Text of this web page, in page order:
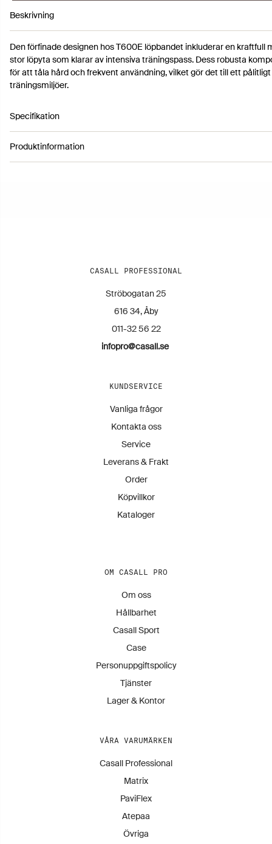
Beskrivning
Den förfinade designen hos T600E löpbandet inkluderar en kraftfull
stor löpyta som klarar av intensiva träningspass. Dess robusta
för att tåla hård och frekvent användning, vilket gör det till ett
träningsmiljöer.
Specifikation
Artikelnummer 3310083
Produktinformation
CASALL PROFESSIONAL
Ströbogatan 25
616 34, Åby
011-32 56 22
infopro@casall.se
KUNDSERVICE
Vanliga frågor
Kontakta oss
Service
Leverans & Frakt
Order
Köpvillkor
Kataloger
OM CASALL PRO
Om oss
Hållbarhet
Casall Sport
Case
Personuppgiftspolicy
Tjänster
Lager & Kontor
VÅRA VARUMÄRKEN
Casall Professional
Matrix
PaviFlex
Atepaa
Övriga